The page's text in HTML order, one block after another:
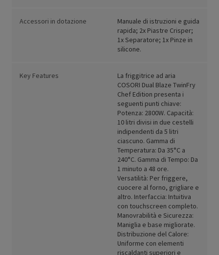
Accessori in dotazione
Manuale di istruzioni e guida
rapida; 2x Piastre Crisper;
1x Separatore; 1x Pinze in
silicone.
Key Features
La friggitrice ad aria
COSORI Dual Blaze TwinFry
Chef Edition presenta i
seguenti punti chiave:
Potenza: 2800W. Capacità:
10 litri divisi in due cestelli
indipendenti da 5 litri
ciascuno. Gamma di
Temperatura: Da 35°C a
240°C. Gamma di Tempo: Da
1 minuto a 48 ore.
Versatilità: Per friggere,
cuocere al forno, grigliare e
altro. Interfaccia: Intuitiva
con touchscreen completo.
Manovrabilità e Sicurezza:
Maniglia e base migliorate.
Distribuzione del Calore:
Uniforme con elementi
riscaldanti superiori e